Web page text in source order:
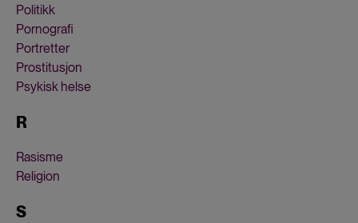
Politikk
Pornografi
Portretter
Prostitusjon
Psykisk helse
R
Rasisme
Religion
S